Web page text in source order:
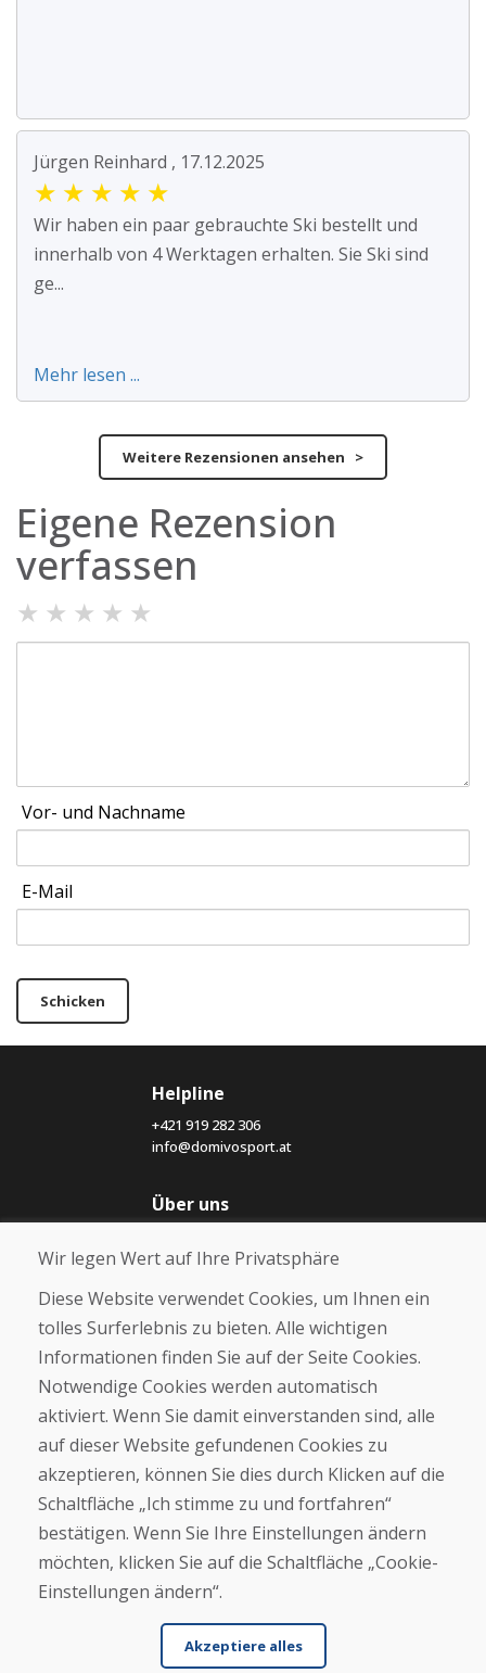
Jürgen Reinhard , 17.12.2025
★ ★ ★ ★ ★
Wir haben ein paar gebrauchte Ski bestellt und
innerhalb von 4 Werktagen erhalten. Sie Ski sind
ge...
Mehr lesen ...
Weitere Rezensionen ansehen >
Eigene Rezension
verfassen
★ ★ ★ ★ ★
Vor- und Nachname
E-Mail
Schicken
Helpline
+421 919 282 306
info@domivosport.at
Über uns
Über uns
Kontakt
Kaufen
E-Shop
Geschäftsbedingungen
Zahlung
Beschwerde
Rückgabe und Umtausch von Waren
Cookies
Wir legen Wert auf Ihre Privatsphäre
Diese Website verwendet Cookies, um Ihnen ein
tolles Surferlebnis zu bieten. Alle wichtigen
Informationen finden Sie auf der Seite Cookies.
Notwendige Cookies werden automatisch
aktiviert. Wenn Sie damit einverstanden sind, alle
auf dieser Website gefundenen Cookies zu
akzeptieren, können Sie dies durch Klicken auf die
Schaltfläche „Ich stimme zu und fortfahren“
bestätigen. Wenn Sie Ihre Einstellungen ändern
möchten, klicken Sie auf die Schaltfläche „Cookie-
Einstellungen ändern“.
Akzeptiere alles